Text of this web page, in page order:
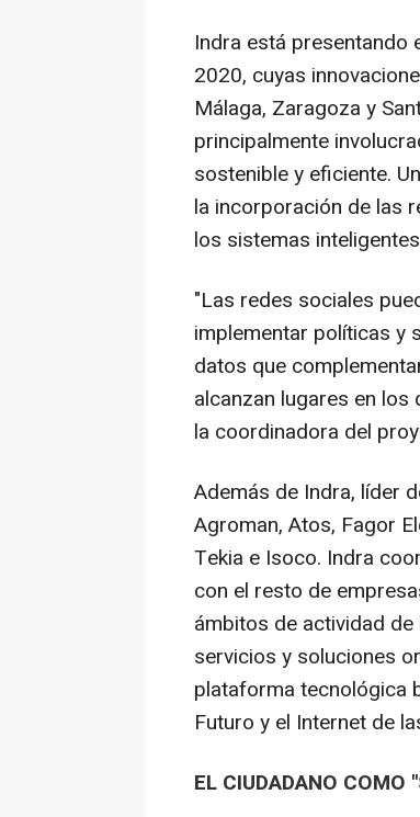
Indra está presentando
2020, cuyas
Málaga, Zaragoza y
principalmente
sostenible y eficiente.
la incorporación de las
los sistemas
"Las redes sociales
implementar políticas y
datos que
alcanzan lugares en
la coordinadora del
Además de Indra, líder
Agroman, Atos, Fagor
Tekia e Isoco. Indra
con el resto de
ámbitos de actividad
servicios y soluciones
plataforma tecnológica
Futuro y el Internet de
EL CIUDADANO COMO